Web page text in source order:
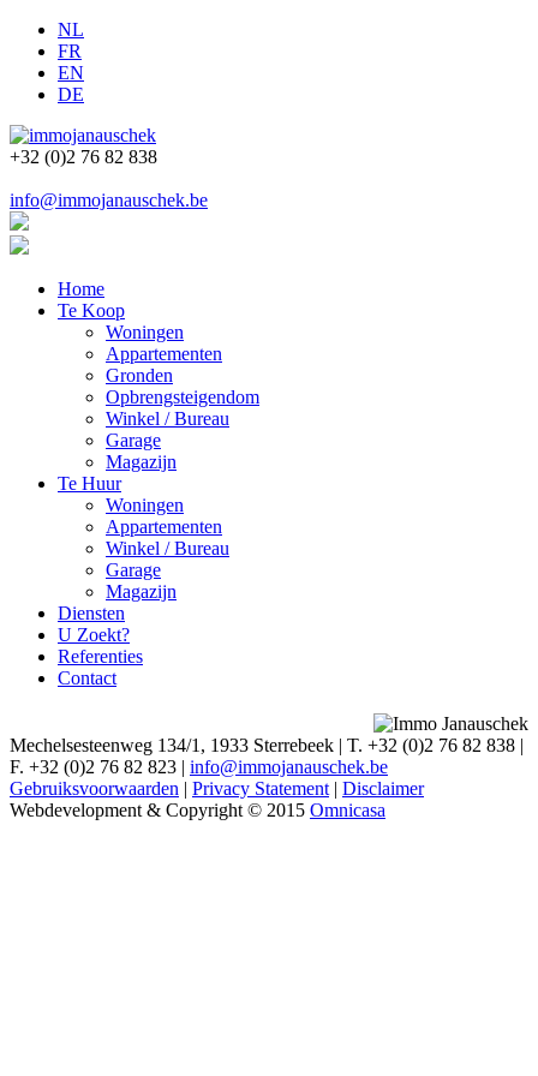
NL
FR
EN
DE
+32 (0)2 76 82 838
info@immojanauschek.be
Home
Te Koop
Woningen
Appartementen
Gronden
Opbrengsteigendom
Winkel / Bureau
Garage
Magazijn
Te Huur
Woningen
Appartementen
Winkel / Bureau
Garage
Magazijn
Diensten
U Zoekt?
Referenties
Contact
Mechelsesteenweg 134/1, 1933 Sterrebeek | T. +32 (0)2 76 82 838 |
F. +32 (0)2 76 82 823 | info@immojanauschek.be
Gebruiksvoorwaarden | Privacy Statement | Disclaimer
Webdevelopment & Copyright © 2015 Omnicasa